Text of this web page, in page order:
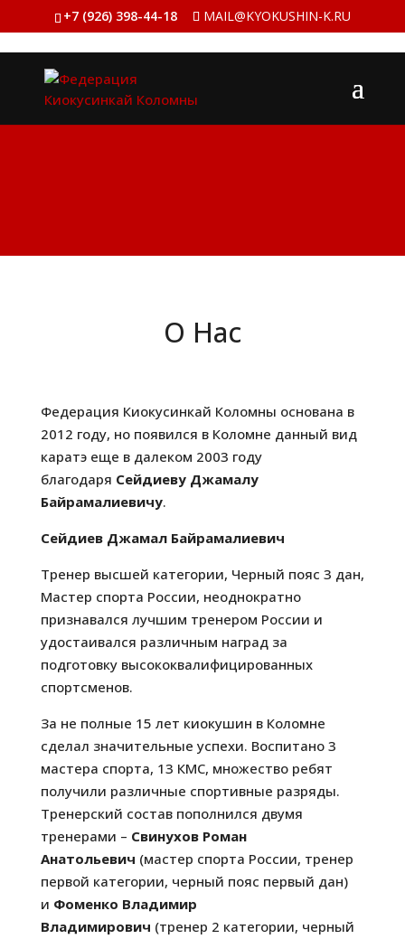
+7 (926) 398-44-18 MAIL@KYOKUSHIN-K.RU
О Нас
Федерация Киокусинкай Коломны основана в
2012 году, но появился в Коломне данный вид
каратэ еще в далеком 2003 году
благодаря Сейдиеву Джамалу
Байрамалиевичу.
Сейдиев Джамал Байрамалиевич
Тренер высшей категории, Черный пояс 3 дан,
Мастер спорта России, неоднократно
признавался лучшим тренером России и
удостаивался различным наград за
подготовку высококвалифицированных
спортсменов.
За не полные 15 лет киокушин в Коломне
сделал значительные успехи. Воспитано 3
мастера спорта, 13 КМС, множество ребят
получили различные спортивные разряды.
Тренерский состав пополнился двумя
тренерами – Свинухов Роман
Анатольевич (мастер спорта России, тренер
первой категории, черный пояс первый дан)
и Фоменко Владимир
Владимирович (тренер 2 категории, черный